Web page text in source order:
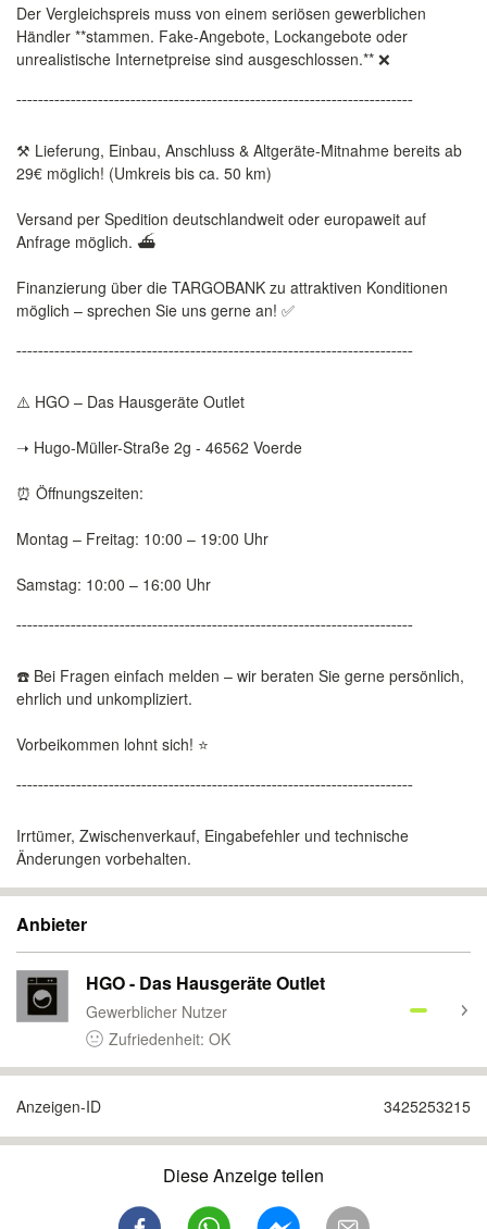
Der Vergleichspreis muss von einem seriösen gewerblichen
Händler **stammen. Fake-Angebote, Lockangebote oder
unrealistische Internetpreise sind ausgeschlossen.** ❌
¯¯¯¯¯¯¯¯¯¯¯¯¯¯¯¯¯¯¯¯¯¯¯¯¯¯¯¯¯¯¯¯¯¯¯¯¯¯¯¯¯¯¯¯¯¯¯¯¯¯¯¯¯¯¯¯¯¯¯¯¯¯¯¯¯¯¯¯¯¯¯¯¯
⚒️ Lieferung, Einbau, Anschluss & Altgeräte-Mitnahme bereits ab
29€ möglich! (Umkreis bis ca. 50 km)
Versand per Spedition deutschlandweit oder europaweit auf
Anfrage möglich. ⛴️
Finanzierung über die TARGOBANK zu attraktiven Konditionen
möglich – sprechen Sie uns gerne an! ✅
¯¯¯¯¯¯¯¯¯¯¯¯¯¯¯¯¯¯¯¯¯¯¯¯¯¯¯¯¯¯¯¯¯¯¯¯¯¯¯¯¯¯¯¯¯¯¯¯¯¯¯¯¯¯¯¯¯¯¯¯¯¯¯¯¯¯¯¯¯¯¯¯¯
⚠️ HGO – Das Hausgeräte Outlet
➝ Hugo-Müller-Straße 2g - 46562 Voerde
⏰ Öffnungszeiten:
Montag – Freitag: 10:00 – 19:00 Uhr
Samstag: 10:00 – 16:00 Uhr
¯¯¯¯¯¯¯¯¯¯¯¯¯¯¯¯¯¯¯¯¯¯¯¯¯¯¯¯¯¯¯¯¯¯¯¯¯¯¯¯¯¯¯¯¯¯¯¯¯¯¯¯¯¯¯¯¯¯¯¯¯¯¯¯¯¯¯¯¯¯¯¯¯
☎️ Bei Fragen einfach melden – wir beraten Sie gerne persönlich,
ehrlich und unkompliziert.
Vorbeikommen lohnt sich! ⭐️
¯¯¯¯¯¯¯¯¯¯¯¯¯¯¯¯¯¯¯¯¯¯¯¯¯¯¯¯¯¯¯¯¯¯¯¯¯¯¯¯¯¯¯¯¯¯¯¯¯¯¯¯¯¯¯¯¯¯¯¯¯¯¯¯¯¯¯¯¯¯¯¯¯
Irrtümer, Zwischenverkauf, Eingabefehler und technische
Änderungen vorbehalten.
Anbieter
HGO - Das Hausgeräte Outlet
Gewerblicher Nutzer
Zufriedenheit: OK
Anzeigen-ID 3425253215
Diese Anzeige teilen